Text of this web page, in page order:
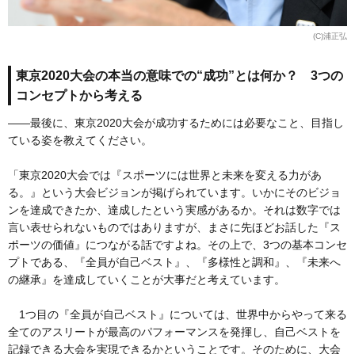
(C)浦正弘
東京2020大会の本当の意味での“成功”とは何か？ 3つの
コンセプトから考える
――最後に、東京2020大会が成功するためには必要なこと、目指し
ている姿を教えてください。
「東京2020大会では『スポーツには世界と未来を変える力があ
る。』という大会ビジョンが掲げられています。いかにそのビジョ
ンを達成できたか、達成したという実感があるか。それは数字では
言い表せられないものではありますが、まさに先ほどお話した『ス
ポーツの価値』につながる話ですよね。その上で、3つの基本コンセ
プトである、『全員が自己ベスト』、『多様性と調和』、『未来へ
の継承』を達成していくことが大事だと考えています。
1つ目の『全員が自己ベスト』については、世界中からやって来る
全てのアスリートが最高のパフォーマンスを発揮し、自己ベストを
記録できる大会を実現できるかということです。そのために、大会